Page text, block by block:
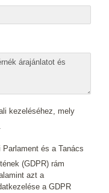
kezeléséhez, mely
és a Tanács
(GDPR) rám
azt a
a GDPR